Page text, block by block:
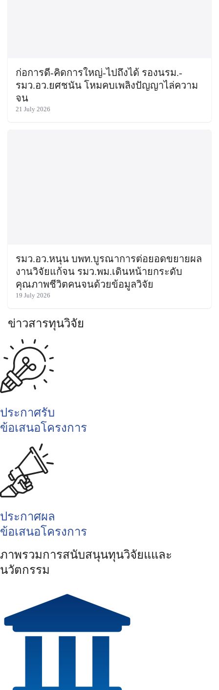
ก่อการดี-คิดการใหญ่-ไปถึงได้ รองนรม.-
รมว.อว.ยศชนัน โหมคบเพลิงปัญญาไล่ความ
จน
21 July 2026
รมว.อว.หนุน บพท.บูรณาการต่อยอดขยายผล
งานวิจัยแก้จน รมว.พม.เดินหน้ายกระดับ
คุณภาพชีวิตคนจนด้วยข้อมูลวิจัย
19 July 2026
ข่าวสารทุนวิจัย
ประกาศรับ
ข้อเสนอโครงการ
ประกาศผล
ข้อเสนอโครงการ
ภาพรวมการสนับสนุนทุนวิจัยแและ
นวัตกรรม